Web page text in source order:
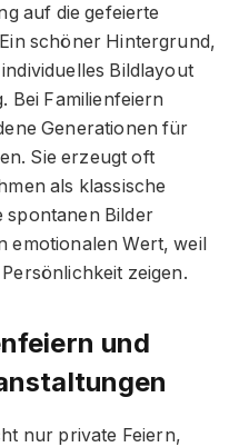
auf die gefeierte
schöner Hintergrund,
Bildlayout
Bei Familienfeiern
Generationen für
Sie erzeugt oft
als klassische
spontanen Bilder
emotionalen Wert, weil
zeigen.
und
nur private Feiern,